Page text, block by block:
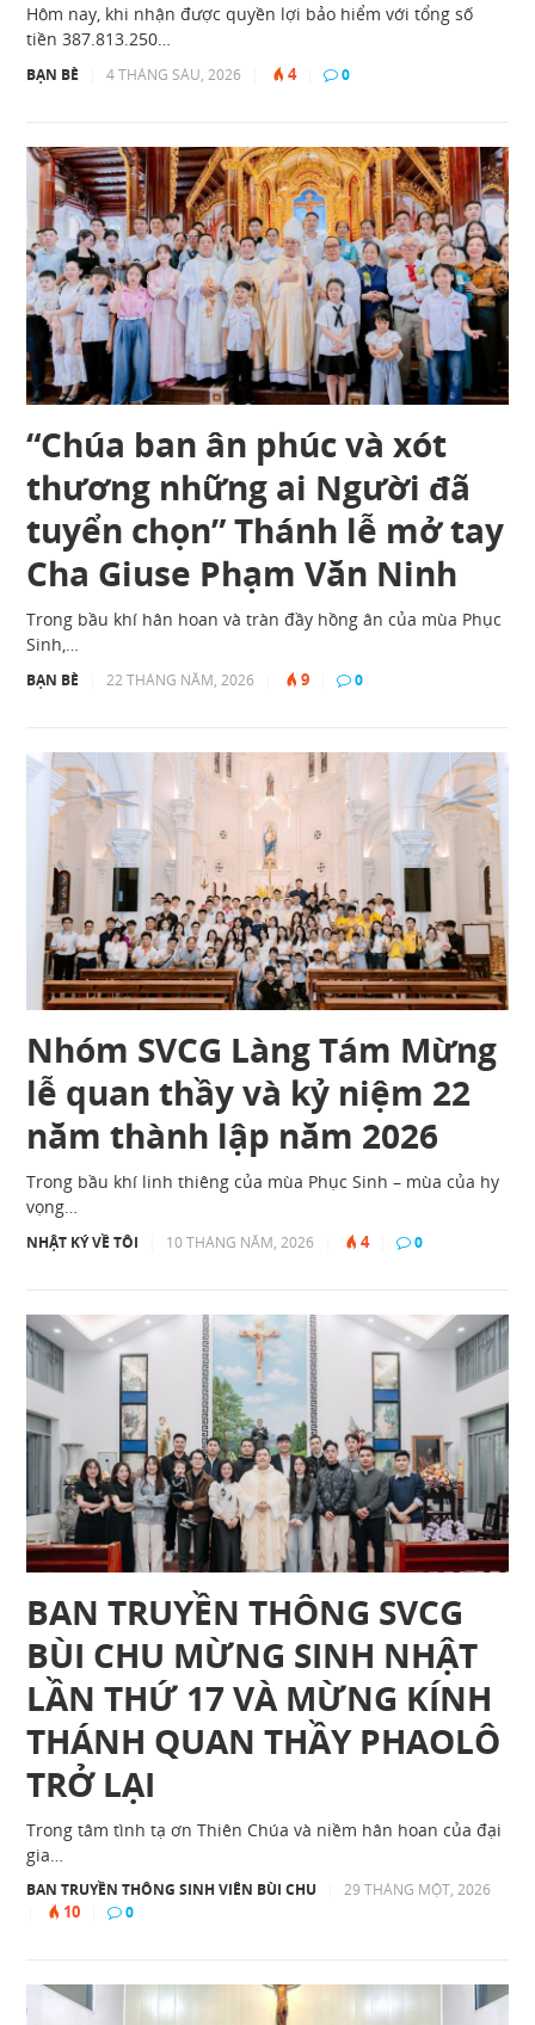
Hôm nay, khi nhận được quyền lợi bảo hiểm với tổng số
tiền 387.813.250…
BẠN BÈ 4 THÁNG SÁU, 2026 4 0
“Chúa ban ân phúc và xót
thương những ai Người đã
tuyển chọn” Thánh lễ mở tay
Cha Giuse Phạm Văn Ninh
Trong bầu khí hân hoan và tràn đầy hồng ân của mùa Phục
Sinh,…
BẠN BÈ 22 THÁNG NĂM, 2026 9 0
Nhóm SVCG Làng Tám Mừng
lễ quan thầy và kỷ niệm 22
năm thành lập năm 2026
Trong bầu khí linh thiêng của mùa Phục Sinh – mùa của hy
vọng…
NHẬT KÝ VỀ TÔI 10 THÁNG NĂM, 2026 4 0
BAN TRUYỀN THÔNG SVCG
BÙI CHU MỪNG SINH NHẬT
LẦN THỨ 17 VÀ MỪNG KÍNH
THÁNH QUAN THẦY PHAOLÔ
TRỞ LẠI
Trong tâm tình tạ ơn Thiên Chúa và niềm hân hoan của đại
gia…
BAN TRUYỀN THÔNG SINH VIÊN BÙI CHU
29 THÁNG MỘT, 2026
10 0